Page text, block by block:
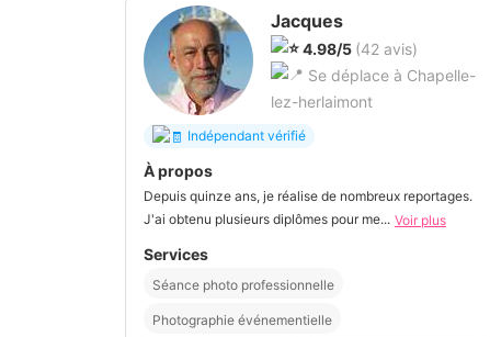
Jacques
4.98/5 (42 avis)
Se déplace à Chapelle-
lez-herlaimont
Indépendant vérifié
À propos
Depuis quinze ans, je réalise de nombreux reportages.
J'ai obtenu plusieurs diplômes pour me... Voir plus
Services
Séance photo professionnelle
Photographie événementielle